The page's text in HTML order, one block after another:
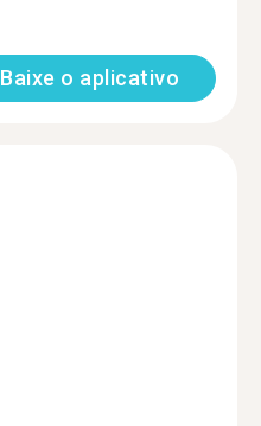
Baixe o aplicativo